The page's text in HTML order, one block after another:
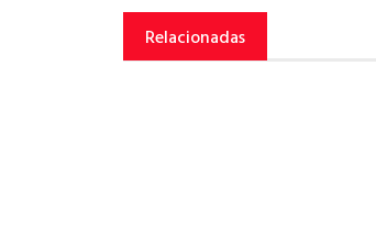
Relacionadas